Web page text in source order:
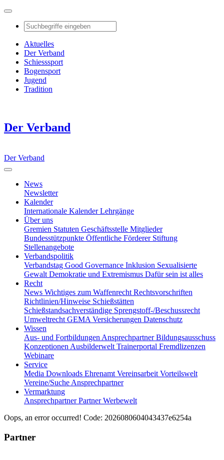
Aktuelles
Der Verband
Schiesssport
Bogensport
Jugend
Tradition
Der Verband
Der Verband
News
Newsletter
Kalender
Internationale KalenderLehrgänge
Über uns
Gremien Statuten Geschäftsstelle Mitglieder
Bundesstützpunkte Öffentliche Förderer Stiftung
Stellenangebote
Verbandspolitik
Verbandstag Good Governance Inklusion Sexualisierte
Gewalt Demokratie und Extremismus Dafür sein ist alles
Recht
News Wichtiges zum Waffenrecht Rechtsvorschriften
Richtlinien/Hinweise Schießstätten
Schießstandsachverständige Sprengstoff-/Beschussrecht
Umweltrecht GEMA Versicherungen Datenschutz
Wissen
Aus- und Fortbildungen AnsprechpartnerBildungsausschuss
Konzeptionen Ausbilderwelt Trainerportal Fremdlizenzen
Webinare
Service
Media Downloads Ehrenamt Vereinsarbeit Vorteilswelt
Vereine/Suche Ansprechpartner
Vermarktung
AnsprechpartnerPartnerWerbewelt
Oops, an error occurred! Code: 2026080604043437e6254a
Partner